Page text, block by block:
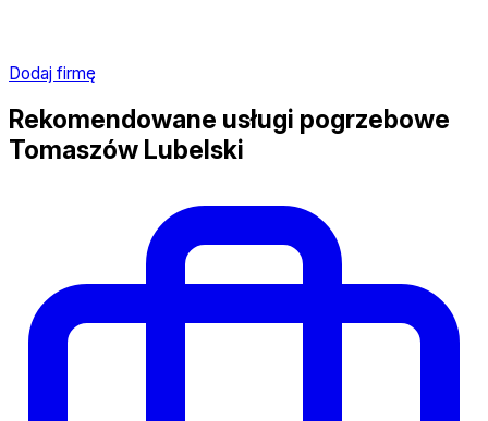
Dodaj firmę
Rekomendowane usługi pogrzebowe
Tomaszów Lubelski